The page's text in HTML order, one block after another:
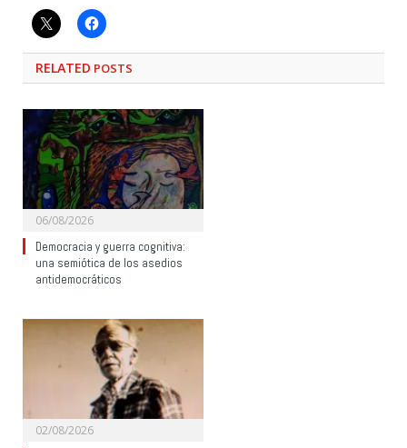
RELATED POSTS
06/08/2026
Democracia y guerra cognitiva:
una semiótica de los asedios
antidemocráticos
02/08/2026